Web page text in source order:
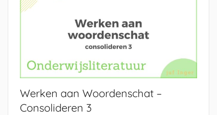
Werken aan Woordenschat –
Consolideren 3